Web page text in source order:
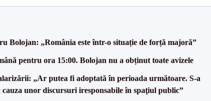
Bolojan: „România este într-o situație de forță majoră”
pentru ora 15:00. Bolojan nu a obținut toate avizele
„Ar putea fi adoptată în perioada următoare. S-a
unor discursuri iresponsabile în spaţiul public”